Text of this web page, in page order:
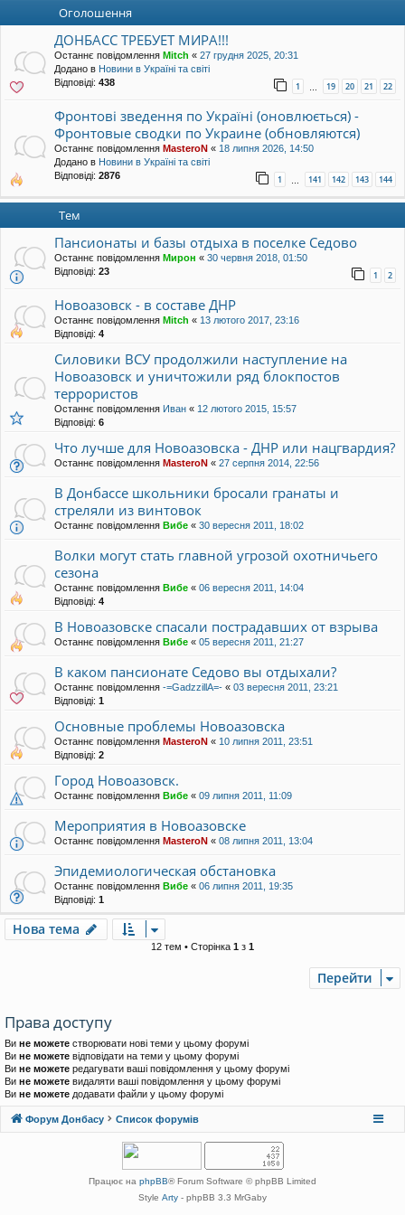
Оголошення
ДОНБАСС ТРЕБУЕТ МИРА!!!
Останнє повідомлення Mitch « 27 грудня 2025, 20:31
Додано в Новини в Україні та світі
Відповіді: 438 1 … 19 20 21 22
Фронтові зведення по Україні (оновлюється) -
Фронтовые сводки по Украине (обновляются)
Останнє повідомлення MasteroN « 18 липня 2026, 14:50
Додано в Новини в Україні та світі
Відповіді: 2876 1 … 141 142 143 144
Тем
Пансионаты и базы отдыха в поселке Седово
Останнє повідомлення Мирон « 30 червня 2018, 01:50
Відповіді: 23 1 2
Новоазовск - в составе ДНР
Останнє повідомлення Mitch « 13 лютого 2017, 23:16
Відповіді: 4
Силовики ВСУ продолжили наступление на
Новоазовск и уничтожили ряд блокпостов
террористов
Останнє повідомлення Иван « 12 лютого 2015, 15:57
Відповіді: 6
Что лучше для Новоазовска - ДНР или нацгвардия?
Останнє повідомлення MasteroN « 27 серпня 2014, 22:56
В Донбассе школьники бросали гранаты и
стреляли из винтовок
Останнє повідомлення Вибе « 30 вересня 2011, 18:02
Волки могут стать главной угрозой охотничьего
сезона
Останнє повідомлення Вибе « 06 вересня 2011, 14:04
Відповіді: 4
В Новоазовске спасали пострадавших от взрыва
Останнє повідомлення Вибе « 05 вересня 2011, 21:27
В каком пансионате Седово вы отдыхали?
Останнє повідомлення -=GadzzillA=- « 03 вересня 2011, 23:21
Відповіді: 1
Основные проблемы Новоазовска
Останнє повідомлення MasteroN « 10 липня 2011, 23:51
Відповіді: 2
Город Новоазовск.
Останнє повідомлення Вибе « 09 липня 2011, 11:09
Мероприятия в Новоазовске
Останнє повідомлення MasteroN « 08 липня 2011, 13:04
Эпидемиологическая обстановка
Останнє повідомлення Вибе « 06 липня 2011, 19:35
Відповіді: 1
Нова тема
12 тем • Сторінка 1 з 1
Перейти
Права доступу
Ви не можете створювати нові теми у цьому форумі
Ви не можете відповідати на теми у цьому форумі
Ви не можете редагувати ваші повідомлення у цьому форумі
Ви не можете видаляти ваші повідомлення у цьому форумі
Ви не можете додавати файли у цьому форумі
Форум Донбасу Список форумів
Працює на phpBB® Forum Software © phpBB Limited
Style Arty - phpBB 3.3 MrGaby